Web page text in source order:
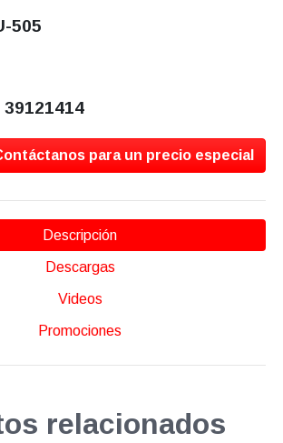
505
39121414
para un precio especial
Descripción
Descargas
Videos
Promociones
relacionados